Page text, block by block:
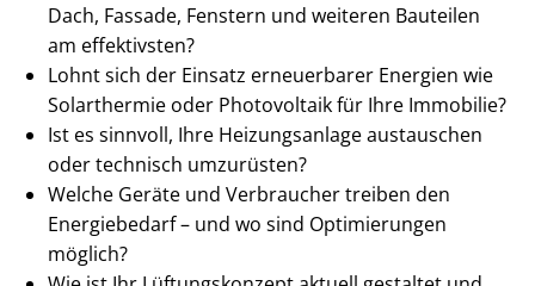
Dach, Fassade, Fenstern und weiteren Bauteilen
am effektivsten?
Lohnt sich der Einsatz erneuerbarer Energien wie
Solarthermie oder Photovoltaik für Ihre Immobilie?
Ist es sinnvoll, Ihre Heizungsanlage austauschen
oder technisch umzurüsten?
Welche Geräte und Verbraucher treiben den
Energiebedarf – und wo sind Optimierungen
möglich?